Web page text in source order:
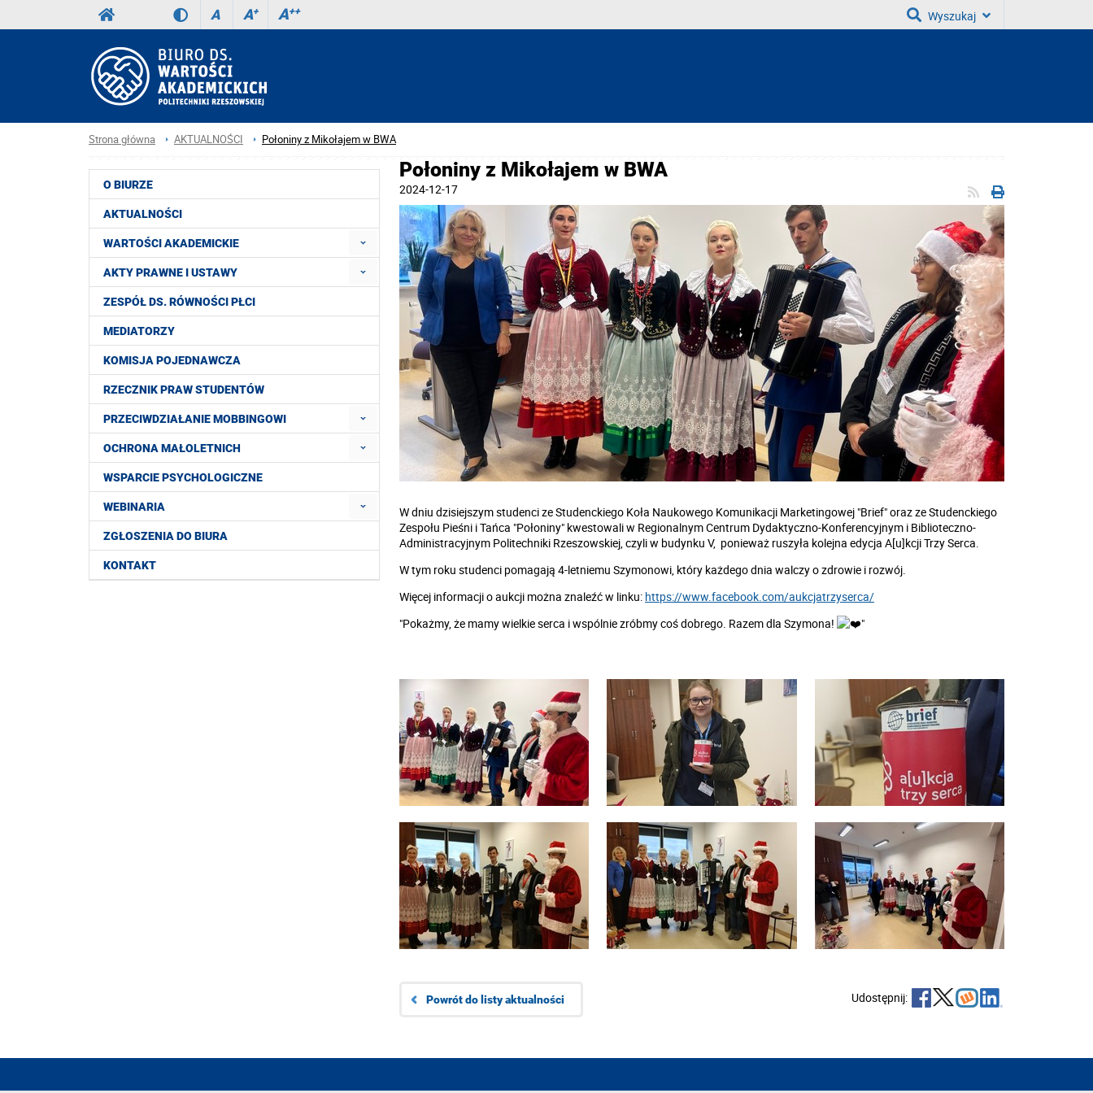
A A+ A++ Wyszukaj
Strona główna AKTUALNOŚCI Połoniny z Mikołajem w BWA
O BIURZE
AKTUALNOŚCI
WARTOŚCI AKADEMICKIE
AKTY PRAWNE I USTAWY
ZESPÓŁ DS. RÓWNOŚCI PŁCI
MEDIATORZY
KOMISJA POJEDNAWCZA
RZECZNIK PRAW STUDENTÓW
PRZECIWDZIAŁANIE MOBBINGOWI
OCHRONA MAŁOLETNICH
WSPARCIE PSYCHOLOGICZNE
WEBINARIA
ZGŁOSZENIA DO BIURA
KONTAKT
Połoniny z Mikołajem w BWA
2024-12-17
W dniu dzisiejszym studenci zeStudenckiego Koła Naukowego Komunikacji Marketingowej "Brief" oraz zeStudenckiego
Zespołu Pieśni i Tańca "Połoniny" kwestowali w Regionalnym Centrum Dydaktyczno-Konferencyjnym i Biblioteczno-
Administracyjnym Politechniki Rzeszowskiej, czyli w budynku V, ponieważ ruszyła kolejna edycja A[u]kcji Trzy Serca.
W tym roku studenci pomagają 4-letniemu Szymonowi, który każdego dnia walczy o zdrowie i rozwój.
Więcej informacji o aukcji można znaleźć w linku: https://www.facebook.com/aukcjatrzyserca/
"Pokażmy, że mamy wielkie serca i wspólnie zróbmy coś dobrego. Razem dla Szymona!
"
Udostępnij:
Powrót do listy aktualności